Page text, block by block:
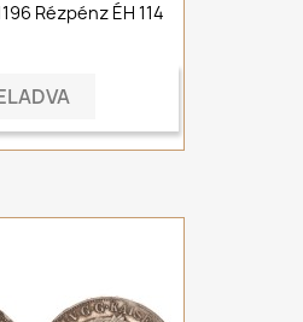
Rézpénz ÉH 114